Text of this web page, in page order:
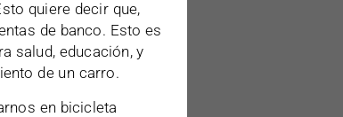
quiere decir que,
de banco. Esto es
salud, educación, y
de un carro.
en bicicleta